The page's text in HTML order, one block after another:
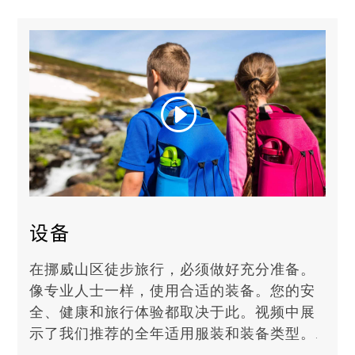
设备
在挪威山区徒步旅行，必须做好充分准备。
像专业人士一样，使用合适的装备。您的安
全、健康和旅行体验都取决于此。视频中展
示了我们推荐的全年适用服装和装备类型。.